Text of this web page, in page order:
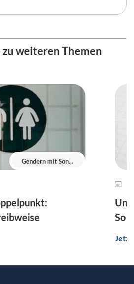
weiteren Themen
Gendern mit Son...
So
Jetzt